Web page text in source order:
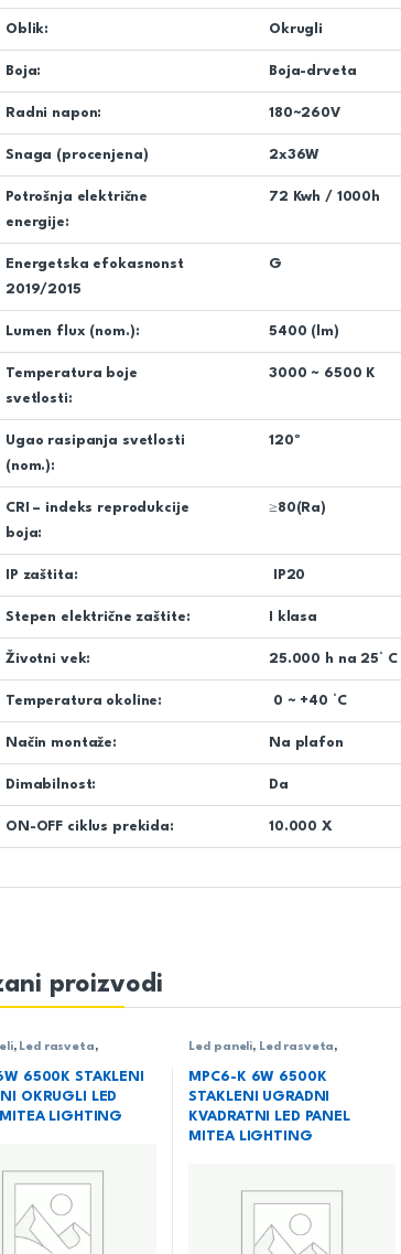
Oblik: Okrugli
Boja: Boja-drveta
Radni napon: 180~260V
Snaga (procenjena) 2x36W
Potrošnja električne
energije:
72 Kwh / 1000h
Energetska efokasnonst
2019/2015
G
Lumen flux (nom.): 5400 (lm)
Temperatura boje
svetlosti:
3000 ~ 6500 K
Ugao rasipanja svetlosti
(nom.):
120º
CRI – indeks reprodukcije
boja:
≥80(Ra)
IP zaštita: IP20
Stepen električne zaštite: I klasa
Životni vek: 25.000 h na 25° C
Temperatura okoline: 0 ~ +40 °C
Način montaže: Na plafon
Dimabilnost: Da
ON-OFF ciklus prekida: 10.000 X
proizvodi
, Led rasveta,
6500K STAKLENI
OKRUGLI LED
MITEA LIGHTING
Led paneli, Led rasveta,
MPC6-K 6W 6500K
STAKLENI UGRADNI
KVADRATNI LED PANEL
MITEA LIGHTING